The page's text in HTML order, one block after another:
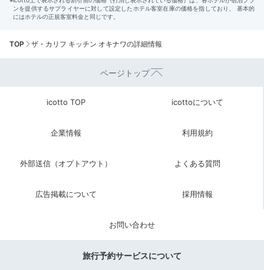
TOP ザ・カリフ キッチン オキナワの詳細情報
ページトップ
icotto TOP icottoについて
企業情報 利用規約
外部送信（オプトアウト） よくある質問
広告掲載について 採用情報
お問い合わせ
旅行予約サービスについて